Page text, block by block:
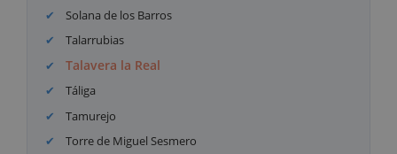
Solana de los Barros
Talarrubias
Talavera la Real
Táliga
Tamurejo
Torre de Miguel Sesmero